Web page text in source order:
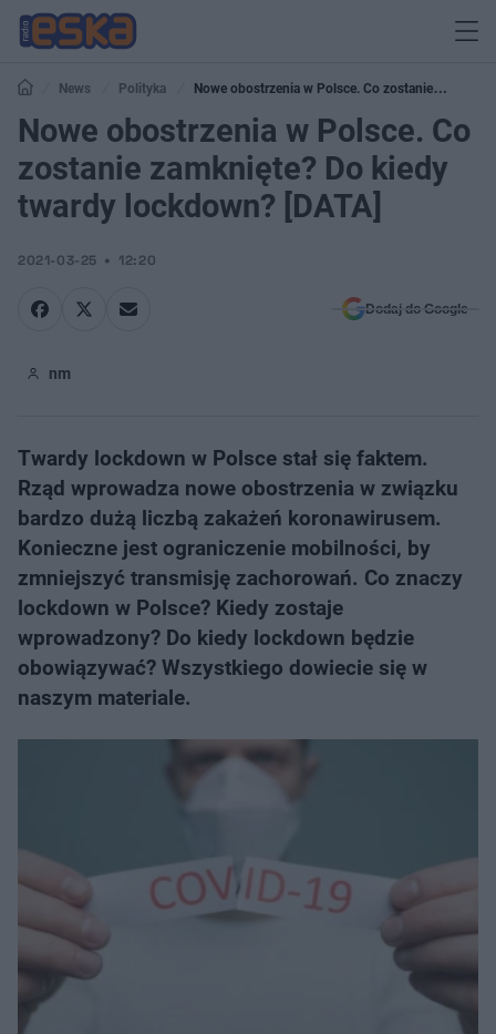
News Polityka
Nowe obostrzenia w Polsce. Co zostanie
zamknięte? Do kiedy twardy lockdown? [DATA]
Nowe obostrzenia w Polsce. Co
zostanie zamknięte? Do kiedy
twardy lockdown? [DATA]
2021-03-25 12:20
Dodaj do Google
nm
Twardy lockdown w Polsce stał się faktem.
Rząd wprowadza nowe obostrzenia w związku
bardzo dużą liczbą zakażeń koronawirusem.
Konieczne jest ograniczenie mobilności, by
zmniejszyć transmisję zachorowań. Co znaczy
lockdown w Polsce? Kiedy zostaje
wprowadzony? Do kiedy lockdown będzie
obowiązywać? Wszystkiego dowiecie się w
naszym materiale.